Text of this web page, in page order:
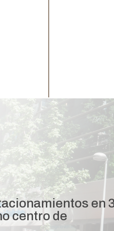
en
centro de